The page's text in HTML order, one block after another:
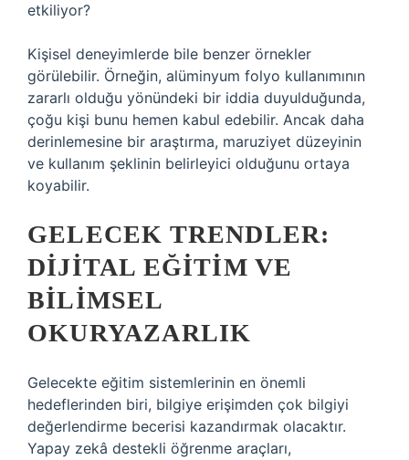
etkiliyor?
Kişisel deneyimlerde bile benzer örnekler
görülebilir. Örneğin, alüminyum folyo kullanımının
zararlı olduğu yönündeki bir iddia duyulduğunda,
çoğu kişi bunu hemen kabul edebilir. Ancak daha
derinlemesine bir araştırma, maruziyet düzeyinin
ve kullanım şeklinin belirleyici olduğunu ortaya
koyabilir.
GELECEK TRENDLER:
DIJITAL EĞITIM VE
BILIMSEL
OKURYAZARLIK
Gelecekte eğitim sistemlerinin en önemli
hedeflerinden biri, bilgiye erişimden çok bilgiyi
değerlendirme becerisi kazandırmak olacaktır.
Yapay zekâ destekli öğrenme araçları,